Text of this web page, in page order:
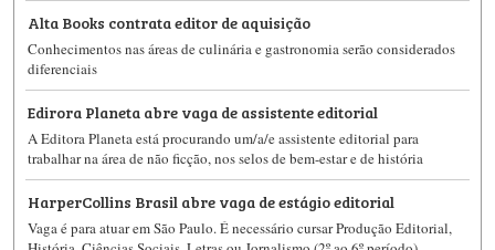
Alta Books contrata editor de aquisição
Conhecimentos nas áreas de culinária e gastronomia serão considerados
diferenciais
Edirora Planeta abre vaga de assistente editorial
A Editora Planeta está procurando um/a/e assistente editorial para
trabalhar na área de não ficção, nos selos de bem-estar e de história
HarperCollins Brasil abre vaga de estágio editorial
Vaga é para atuar em São Paulo. É necessário cursar Produção Editorial,